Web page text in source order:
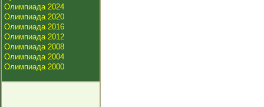
Олимпиада 2024
Олимпиада 2020
Олимпиада 2016
Олимпиада 2012
Олимпиада 2008
Олимпиада 2004
Олимпиада 2000